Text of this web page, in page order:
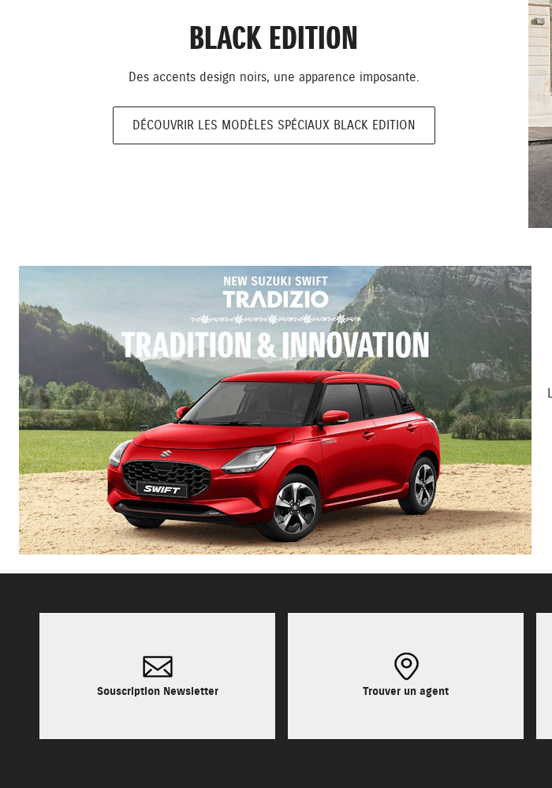
BLACK EDITION
Des accents design noirs, une apparence imposante.
DÉCOUVRIR LES MODÈLES SPÉCIAUX BLACK EDITION
Souscription Newsletter Trouver un agent